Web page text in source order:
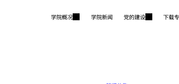
学院概况 学院新闻 党的建设 下载